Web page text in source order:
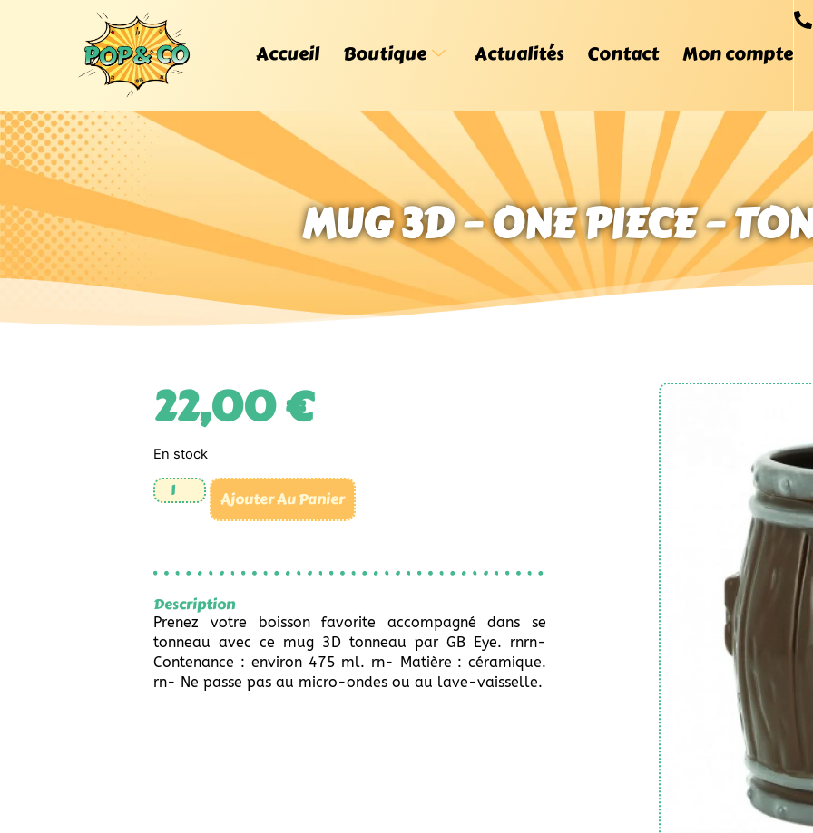
Accueil Boutique Actualités Contact Mon compte
MUG 3D – ONE PIECE –
22,00€
En stock
Ajouter Au Panier
Description
Prenez votre boisson favorite accompagné dans se
tonneau avec ce mug 3D tonneau par GB Eye. rnrn-
Contenance : environ 475 ml. rn- Matière : céramique.
rn- Ne passe pas au micro-ondes ou au lave-vaisselle.